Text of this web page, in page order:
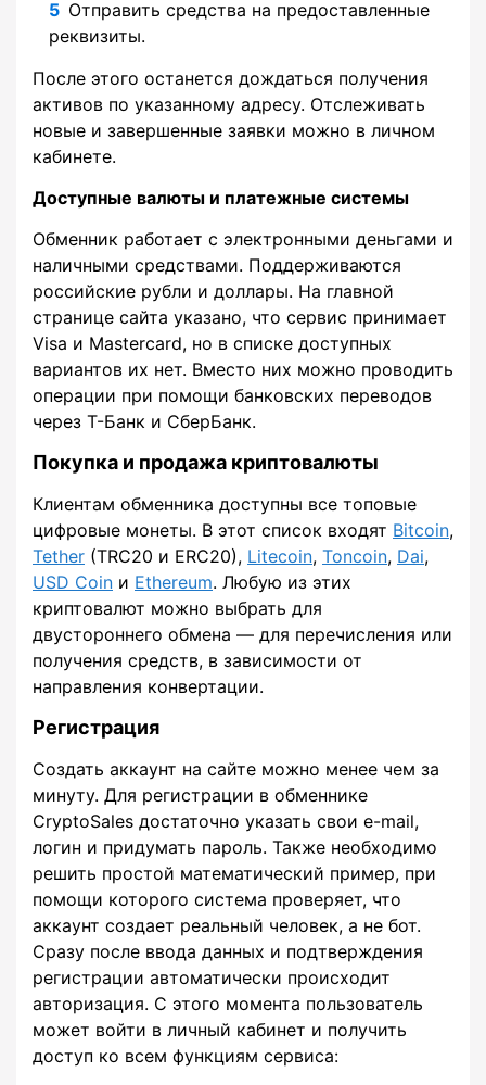
Отправить средства на предоставленные
реквизиты.
После этого останется дождаться получения
активов по указанному адресу. Отслеживать
новые и завершенные заявки можно в личном
кабинете.
Доступные валюты и платежные системы
Обменник работает с электронными деньгами и
наличными средствами. Поддерживаются
российские рубли и доллары. На главной
странице сайта указано, что сервис принимает
Visa и Mastercard, но в списке доступных
вариантов их нет. Вместо них можно проводить
операции при помощи банковских переводов
через Т-Банк и СберБанк.
Покупка и продажа криптовалюты
Клиентам обменника доступны все топовые
цифровые монеты. В этот список входят Bitcoin,
Tether (TRC20 и ERC20), Litecoin, Toncoin, Dai,
USD Coin и Ethereum. Любую из этих
криптовалют можно выбрать для
двустороннего обмена — для перечисления или
получения средств, в зависимости от
направления конвертации.
Регистрация
Создать аккаунт на сайте можно менее чем за
минуту. Для регистрации в обменнике
CryptoSales достаточно указать свои e-mail,
логин и придумать пароль. Также необходимо
решить простой математический пример, при
помощи которого система проверяет, что
аккаунт создает реальный человек, а не бот.
Сразу после ввода данных и подтверждения
регистрации автоматически происходит
авторизация. С этого момента пользователь
может войти в личный кабинет и получить
доступ ко всем функциям сервиса: